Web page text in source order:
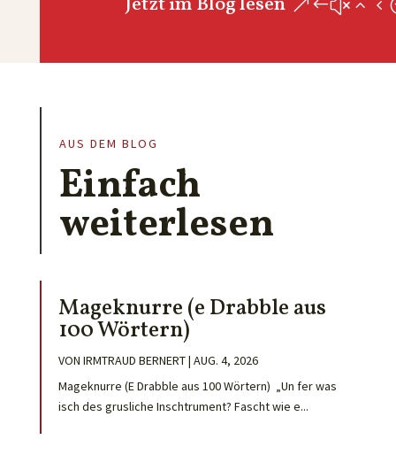
AUS DEM BLOG
Einfach
weiterlesen
Mageknurre (e Drabble aus
100 Wörtern)
VON IRMTRAUD BERNERT| AUG. 4, 2026
Mageknurre (E Drabble aus 100 Wörtern) „Un fer was
isch des grusliche Inschtrument? Fascht wie e...